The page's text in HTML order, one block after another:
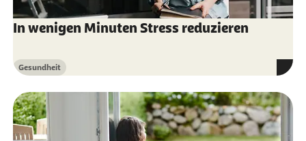
In wenigen Minuten Stress reduzieren
Kategorie
Gesundheit